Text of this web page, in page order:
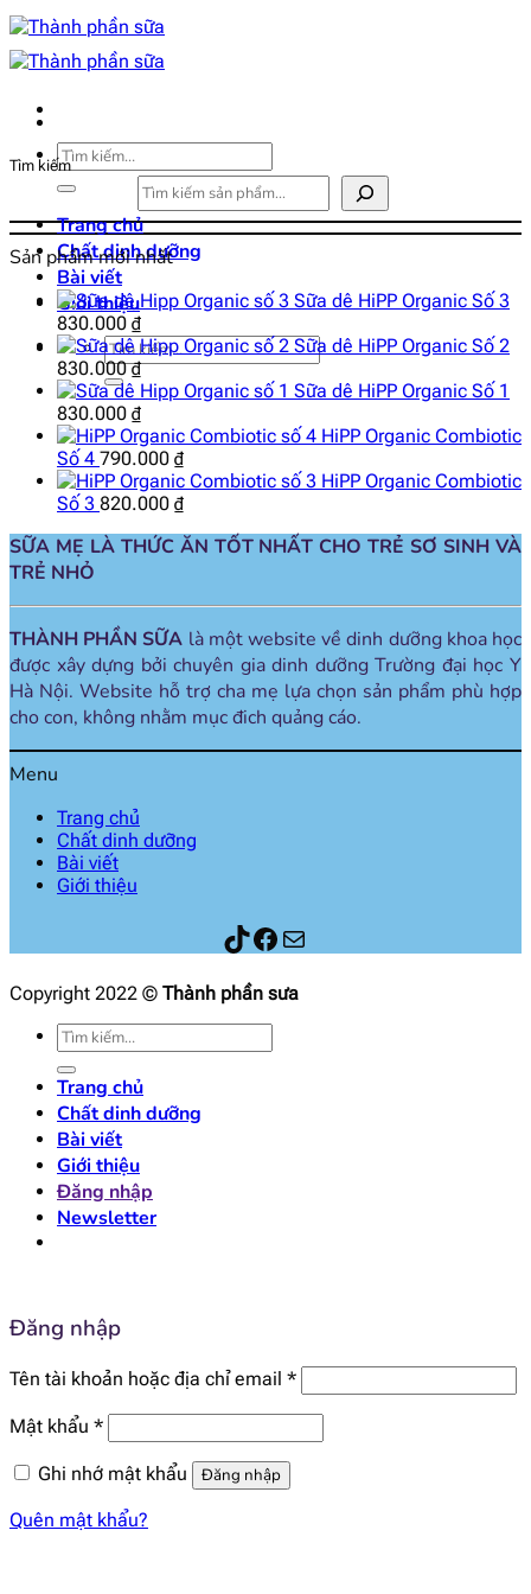
Bỏ
qua
nội
Tìm
kiếm:
Trang chủ
Chất dinh dưỡng
Bài viết
Giới thiệu
Tìm
kiếm:
Tìm kiếm
Sản phẩm mới nhất
Sữa dê HiPP Organic Số 3
830.000 ₫
Sữa dê HiPP Organic Số 2
830.000₫
Sữa dê HiPP Organic Số 1
830.000 ₫
HiPP Organic Combiotic
Số 4 790.000 ₫
HiPP Organic Combiotic
Số 3 820.000 ₫
SỮA MẸ LÀ THỨC ĂN TỐT NHẤT CHO TRẺ SƠ SINH VÀ
TRẺ NHỎ
THÀNH PHẦN SỮA là một website về dinh dưỡng khoa học
được xây dựng bởi chuyên gia dinh dưỡng Trường đại học Y
Hà Nội. Website hỗ trợ cha mẹ lựa chọn sản phẩm phù hợp
cho con, không nhằm mục đich quảng cáo.
Menu
Trang chủ
Chất dinh dưỡng
Bài viết
Giới thiệu
Thành phần sữaFacebook
Mail
Copyright 2022 © Thành phần sưa
Tìm
kiếm:
Trang chủ
Chất dinh dưỡng
Bài viết
Giới thiệu
Đăng nhập
Newsletter
Đăng nhập
Tên tài khoản hoặc địa chỉ email *Bắt
buộc
Mật khẩu *Bắt
buộc
Ghi nhớ mật khẩu
Đăng nhập
Quên mật khẩu?